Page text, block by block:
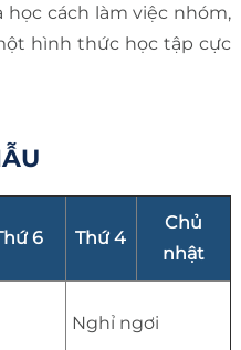
cách làm việc nhóm,
hình thức học tập cực
6 Thứ 4
Chủ
nhật
Nghỉ ngơi